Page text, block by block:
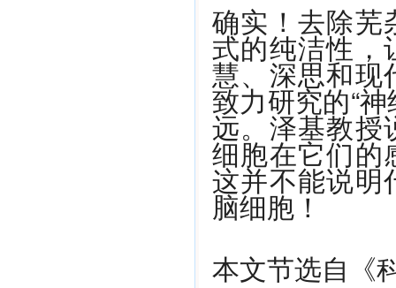
确实！去除芜
式的纯洁性，
慧、深思和现
致力研究的“
远。泽基教授
细胞在它们的
这并不能说明
脑细胞！
本文节选自《